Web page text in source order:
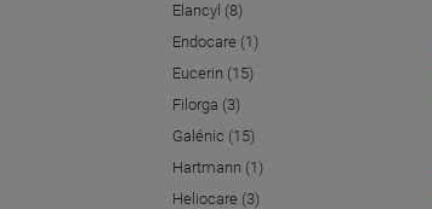
Elancyl (8)
Endocare (1)
Eucerin (15)
Filorga (3)
Galénic (15)
Hartmann (1)
Heliocare (3)